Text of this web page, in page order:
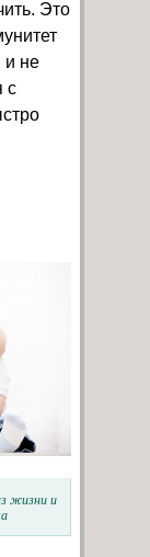
Это
и не
с
жизни и